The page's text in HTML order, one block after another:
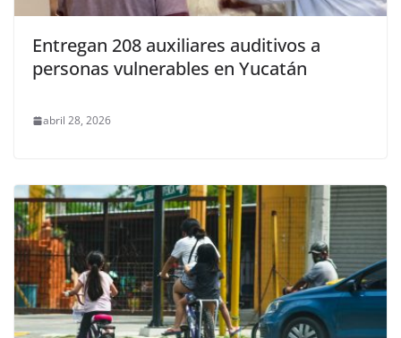
Entregan 208 auxiliares auditivos a
personas vulnerables en Yucatán
abril 28, 2026